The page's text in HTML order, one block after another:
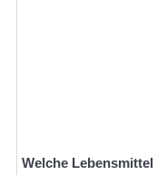
Welche